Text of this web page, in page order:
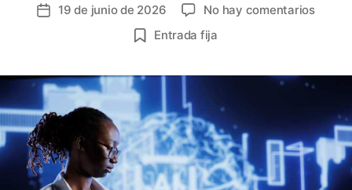
c
e
b
o
o
k
itt
er
ai
l
er
st
m
ar
Fecha19 de junio de 2026 No hay comentariosen
entre
la
Entrada fija